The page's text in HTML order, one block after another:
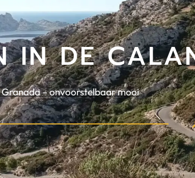
IN DE
– onvoorstelbaar mooi